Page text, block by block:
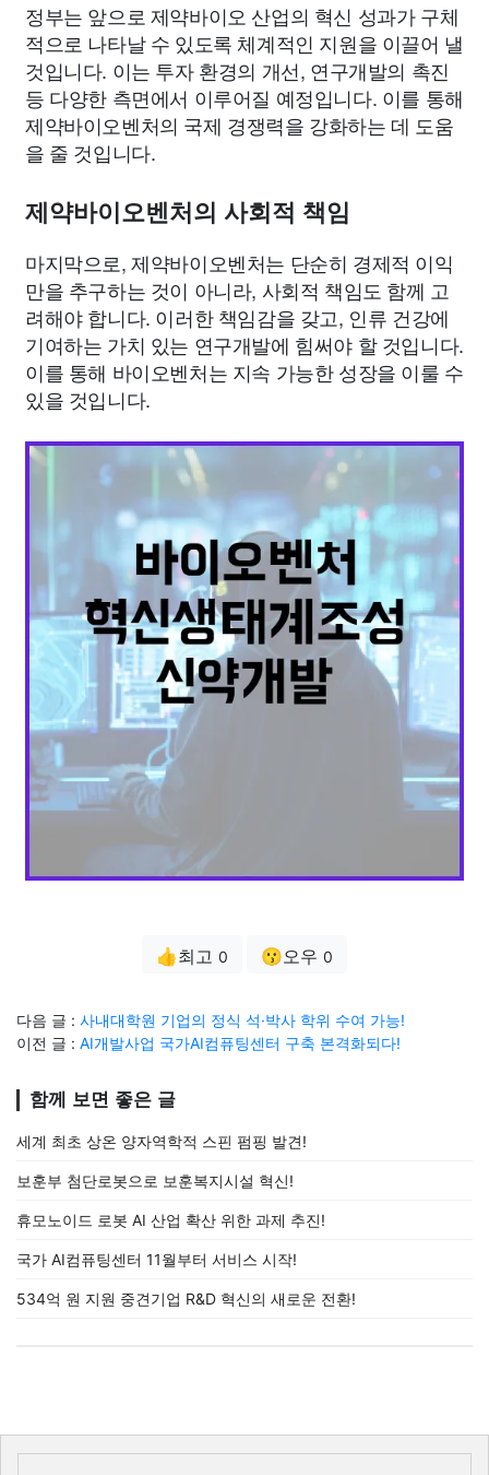
정부는 앞으로 제약바이오 산업의 혁신 성과가 구체
적으로 나타날 수 있도록 체계적인 지원을 이끌어 낼
것입니다. 이는 투자 환경의 개선, 연구개발의 촉진
등 다양한 측면에서 이루어질 예정입니다. 이를 통해
제약바이오벤처의 국제 경쟁력을 강화하는 데 도움
을 줄 것입니다.
제약바이오벤처의 사회적 책임
마지막으로, 제약바이오벤처는 단순히 경제적 이익
만을 추구하는 것이 아니라, 사회적 책임도 함께 고
려해야 합니다. 이러한 책임감을 갖고, 인류 건강에
기여하는 가치 있는 연구개발에 힘써야 할 것입니다.
이를 통해 바이오벤처는 지속 가능한 성장을 이룰 수
있을 것입니다.
👍최고 0 😗오우 0
다음 글 : 사내대학원 기업의 정식 석·박사 학위 수여 가능!
이전 글 : AI개발사업 국가AI컴퓨팅센터 구축 본격화되다!
함께 보면 좋은 글
세계 최초 상온 양자역학적 스핀 펌핑 발견!
보훈부 첨단로봇으로 보훈복지시설 혁신!
휴모노이드 로봇 AI 산업 확산 위한 과제 추진!
국가 AI컴퓨팅센터 11월부터 서비스 시작!
534억 원 지원 중견기업 R&D 혁신의 새로운 전환!